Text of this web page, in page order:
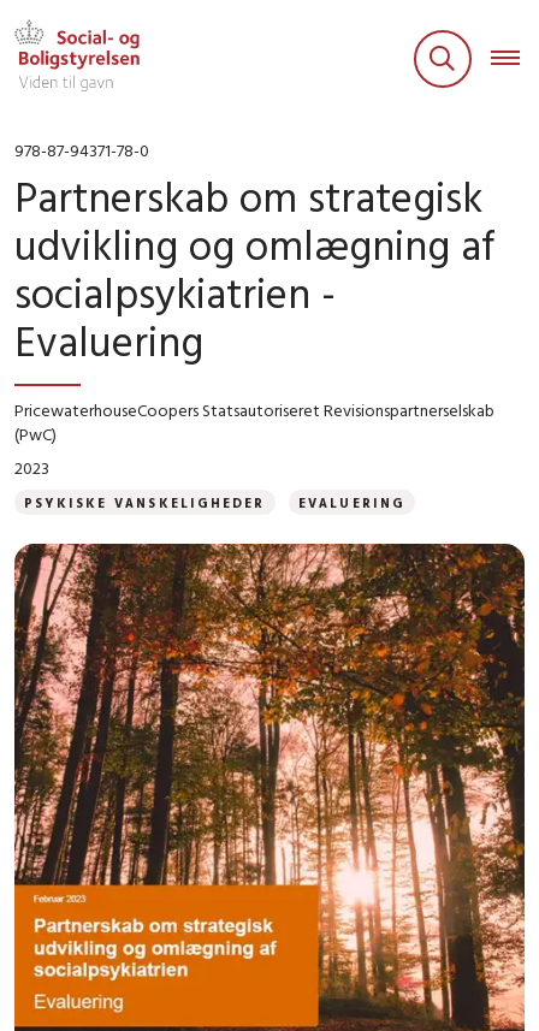
978-87-94371-78-0
Partnerskab om strategisk
udvikling og omlægning af
socialpsykiatrien -
Evaluering
PricewaterhouseCoopers Statsautoriseret Revisionspartnerselskab
(PwC)
2023
PSYKISKE VANSKELIGHEDER EVALUERING